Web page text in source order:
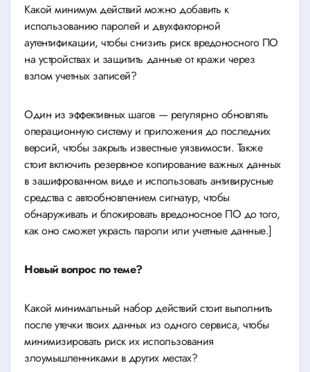
Какой минимум действий можно добавить к
использованию паролей и двухфакторной
аутентификации, чтобы снизить риск вредоносного ПО
на устройствах и защитить данные от кражи через
взлом учетных записей?
Один из эффективных шагов — регулярно обновлять
операционную систему и приложения до последних
версий, чтобы закрыть известные уязвимости. Также
стоит включить резервное копирование важных данных
в зашифрованном виде и использовать антивирусные
средства с автообновлением сигнатур, чтобы
обнаруживать и блокировать вредоносное ПО до того,
как оно сможет украсть пароли или учетные данные.]
Новый вопрос по теме?
Какой минимальный набор действий стоит выполнить
после утечки твоих данных из одного сервиса, чтобы
минимизировать риск их использования
злоумышленниками в других местах?